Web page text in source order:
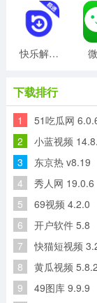
快乐解锁版
下载排行
1 51吃瓜网
2 小蓝视频
3 东京热 v8.19
4 秀人网 19.0.6
5 69视频 4.2.0
6 开户软件 5.8
7 快猫短视频
8 黄瓜视频
9 49图库 9.9.9